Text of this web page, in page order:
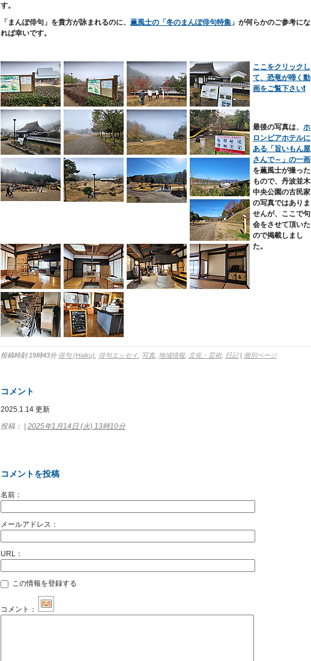
す。
「まんぽ俳句」を貴方が詠まれるのに、 薫風士の「冬のまんぽ俳句特集 」が何らかのご参考にな
れば幸いです。
ここをクリックし
て、恐竜が啼く動
画をご覧下さい❗
最後の写真は、 ホ
ロンピアホテルに
ある「旨いもん屋
さんで～」の一画
を薫風士が撮った
もので、丹波並木
中央公園の古民家
の写真ではありま
せんが、ここで句
会をさせて頂いた
ので掲載しまし
た。
投稿時刻 19時43分 俳句 (Haiku) 俳句エッセイ 写真, 地域情報, 文化・芸術, 日記 個別ページ
コメント
2025.1.14 更新
投稿： | 2025年1月14日 (火) 13時10分
コメントを投稿
名前：
メールアドレス：
URL：
この情報を登録する
コメント：